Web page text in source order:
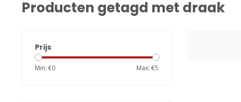
Producten getagd met draak
Prijs
Min: €0 Max: €5